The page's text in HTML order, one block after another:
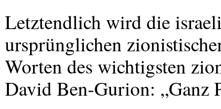
Letztendlich wird die
ursprünglichen
Worten des wichtigsten
David Ben-Gurion: „Ganz